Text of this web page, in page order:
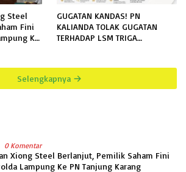
Steel
Fini
Ke
GUGATAN KANDAS! PN
KALIANDA TOLAK GUGATAN
TERHADAP LSM TRIGA
Selengkapnya
0 Komentar
Xiong Steel Berlanjut, Pemilik Saham Fini
Lampung Ke PN Tanjung Karang